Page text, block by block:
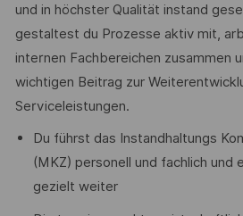
und in höchster Qualität instand
gestaltest du Prozesse aktiv mit,
internen Fachbereichen zusammen
wichtigen Beitrag zur
Serviceleistungen.
Du führst das Instandhaltungs
(MKZ) personell und fachlich und
gezielt weiter